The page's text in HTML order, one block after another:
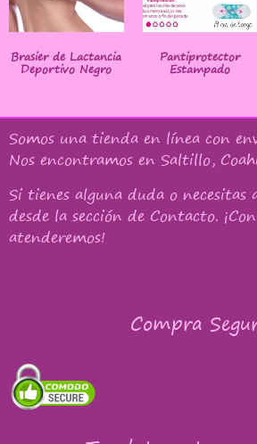
Brasier de Lactancia
Deportivo Negro
Pantiprotector
Estampado
Somos una tienda en línea con
Nos encontramos en Saltillo,
Si tienes alguna duda o necesitas
desde la sección de Contacto.
atenderemos!
Compra